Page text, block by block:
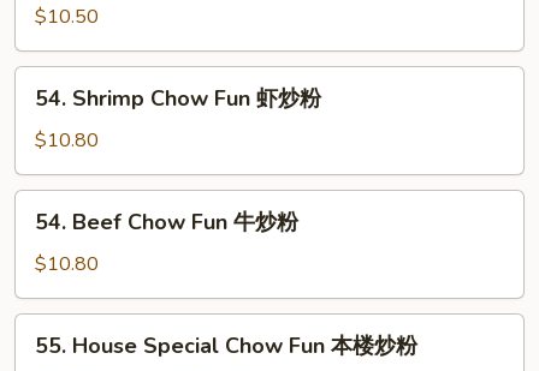
粉
Chow
Fun
鸡
$10.50
Shrimp
Chow
Fun
虾
54. Shrimp Chow Fun 虾炒粉
$10.80
Beef
Chow
Fun
牛
54. Beef Chow Fun 牛炒粉
$10.80
House
55. House Special Chow Fun 本楼炒粉